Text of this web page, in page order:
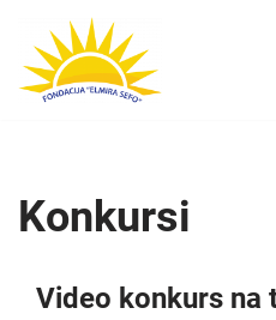
Skip
to
Konkursi
Video konkurs na